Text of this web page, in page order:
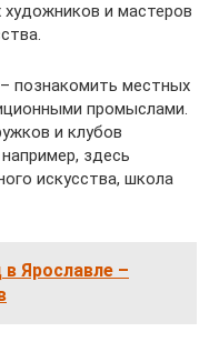
и мастеров
познакомить местных
промыслами.
и клубов
здесь
искусства, школа
Ярославле –